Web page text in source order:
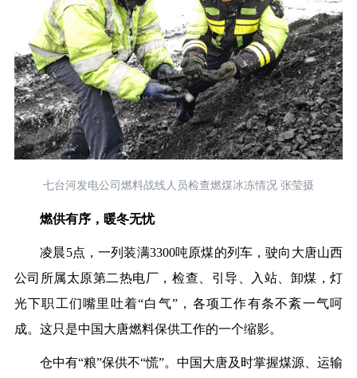
七台河发电公司燃料战线人员检查燃煤冰冻情况 张莹摄
燃供有序，暖冬无忧
凌晨5点，一列装满3300吨原煤的列车，驶向 大唐山西
公司所属太原第二热电厂，检查、引导、入站、卸煤，灯
光下职工们嘴里吐着“白气”，各项工作有条不紊一气呵
成。 这只是中国大唐燃料保供工作的一个缩影。
仓中有“粮”保供不“慌”。中国大唐及时掌握煤源、运输